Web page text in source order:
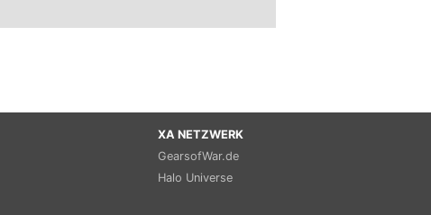
XA NETZWERK
GearsofWar.de
Halo Universe